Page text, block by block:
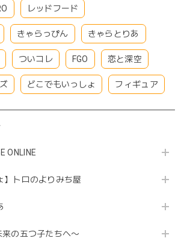
レッドフード
きゃらっぴん きゃらとりあ
ついコレ FGO 恋と深空
どこでもいっしょ フィギュア
ONLINE
】トロのよりみち屋
来の五つ子たちへ〜